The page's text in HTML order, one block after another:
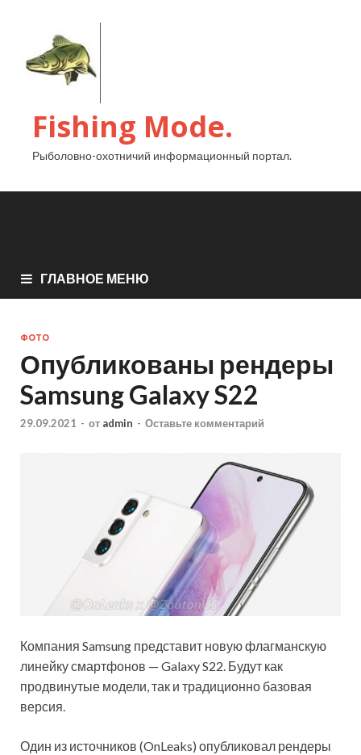
Fishing Mode.
Рыболовно-охотничий информационный портал.
ГЛАВНОЕ МЕНЮ
ФОТО
Опубликованы рендеры
Samsung Galaxy S22
29.09.2021 - от admin - Оставьте комментарий
Компания Samsung представит новую флагманскую
линейку смартфонов — Galaxy S22. Будут как
продвинутые модели, так и традиционно базовая
версия.
Один из источников (OnLeaks) опубликовал рендеры